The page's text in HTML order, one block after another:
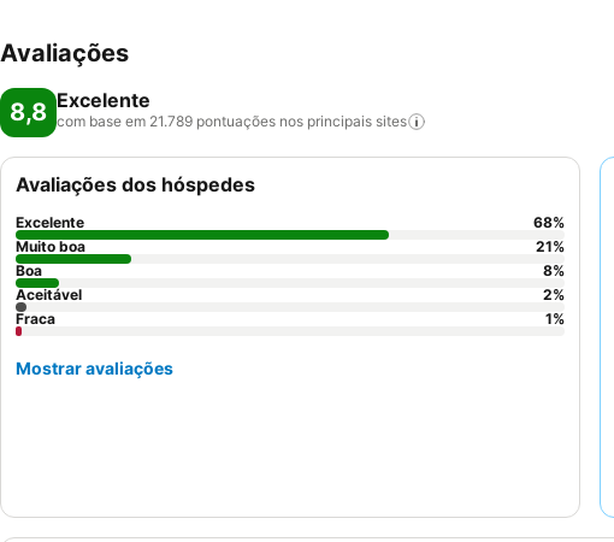
Avaliações
8,8 Excelente
com base em 21.789 pontuações nos principais sites
Avaliações dos hóspedes
Excelente 68%
Muito boa
21%
Boa
8%
Aceitável
2%
Fraca
1%
Mostrar avaliações